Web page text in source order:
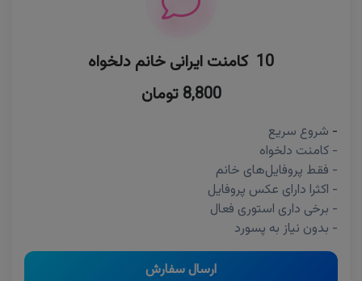
10 کامنت ایرانی خانم دلخواه
8,800 تومان
- شروع سریع
- کامنت دلخواه
- فقط پروفایل‌های خانم
- اکثرا دارای عکس پروفایل
- برخی داری استوری فعال
- بدون نیاز به پسورد
ارسال سفارش